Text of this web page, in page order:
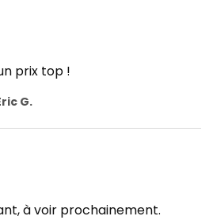
prix top !
G.
à voir prochainement.